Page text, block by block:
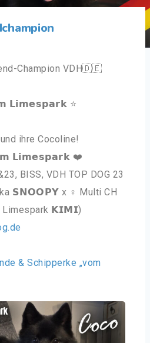
Champion VDH🇩🇪
𝗟𝗶𝗺𝗲𝘀𝗽𝗮𝗿𝗸 ⭐
und ihre Cocoline!
𝗟𝗶𝗺𝗲𝘀𝗽𝗮𝗿𝗸 ❤️
BISS, VDH TOP DOG 23
𝗦𝗡𝗢𝗢𝗣𝗬 x ♀ Multi CH
Limespark 𝗞𝗜𝗠𝗜)
& Schipperke „vom